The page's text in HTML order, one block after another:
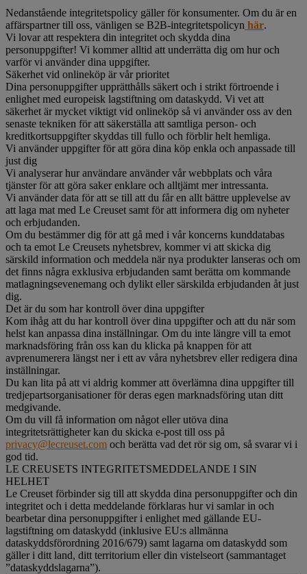
Nedanstående integritetspolicy gäller för konsumenter. Om du är en
affärspartner till oss, vänligen se B2B-integritetspolicyn här.
Vi lovar att respektera din integritet och skydda dina
personuppgifter! Vi kommer alltid att underrätta dig om hur och
varför vi använder dina uppgifter.
Säkerhet vid onlineköp är vår prioritet
Dina personuppgifter upprätthålls säkert och i strikt förtroende i
enlighet med europeisk lagstiftning om dataskydd. Vi vet att
säkerhet är mycket viktigt vid onlineköp så vi använder oss av den
senaste tekniken för att säkerställa att samtliga person- och
kreditkortsuppgifter skyddas till fullo och förblir helt hemliga.
Vi använder uppgifter för att göra dina köp enkla och anpassade till
just dig
Vi analyserar hur användare använder vår webbplats och våra
tjänster för att göra saker enklare och alltjämt mer intressanta.
Vi använder data för att se till att du får en allt bättre upplevelse av
att laga mat med Le Creuset samt för att informera dig om nyheter
och erbjudanden.
Om du bestämmer dig för att gå med i vår koncerns kunddatabas
och ta emot Le Creusets nyhetsbrev, kommer vi att skicka dig
särskild information och meddela när nya produkter lanseras och om
det finns några exklusiva erbjudanden samt berätta om kommande
matlagningsevenemang och dylikt eller särskilda erbjudanden åt just
dig.
Det är du som har kontroll över dina uppgifter
Kom ihåg att du har kontroll över dina uppgifter och att du när som
helst kan anpassa dina inställningar. Om du inte längre vill ta emot
marknadsföring från oss kan du klicka på knappen för att
avprenumerera längst ner i ett av våra nyhetsbrev eller redigera dina
inställningar.
Du kan lita på att vi aldrig kommer att överlämna dina uppgifter till
tredjepartsorganisationer för deras egen marknadsföring utan ditt
medgivande.
Om du vill få information om något eller utöva dina
integritetsrättigheter kan du skicka e-post till oss på
privacy@lecreuset.com och berätta vad det rör sig om, så svarar vi i
god tid.
LE CREUSETS INTEGRITETSMEDDELANDE I SIN
HELHET
Le Creuset förbinder sig till att skydda dina personuppgifter och din
integritet och i detta meddelande förklaras hur vi samlar in och
bearbetar dina personuppgifter i enlighet med gällande EU-
lagstiftning om dataskydd (inklusive EU:s allmänna
dataskyddsförordning 2016/679) samt lagarna om dataskydd som
gäller i ditt land, ditt territorium eller din vistelseort (sammantaget
”dataskyddslagarna”).